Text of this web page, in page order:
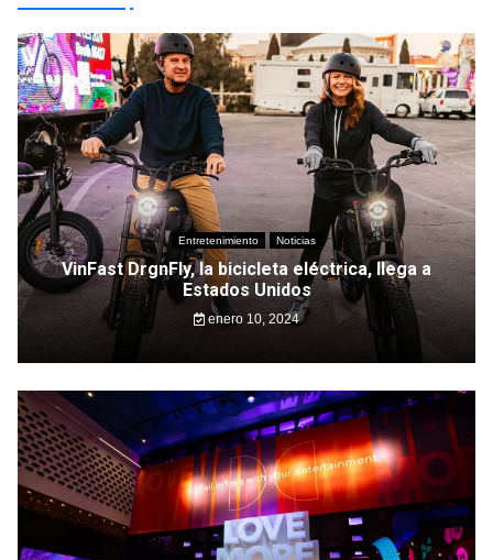
Entretenimiento Noticias
VinFast DrgnFly, la bicicleta eléctrica, llega a
Estados Unidos
enero 10, 2024